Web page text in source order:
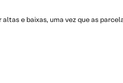
e baixas, uma vez que as